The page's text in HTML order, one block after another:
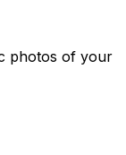
photos of your